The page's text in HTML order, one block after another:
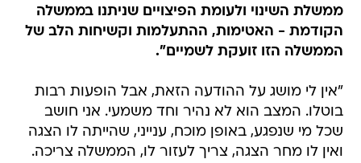
ממשלת השינוי ולעומת הפיצויים שניתנו בממשלה
הקודמת - האטימות, ההתעלמות וקשיחות הלב של
הממשלה הזו זועקת לשמיים".
"אין לי מושג על ההודעה הזאת, אבל הופעות רבות
בוטלו. המצב הוא לא נהיר וחד משמעי. אני חושב
שכל מי שנפגע, באופן מוכח, ענייני, שהייתה לו הצגה
ואין לו מחר הצגה, צריך לעזור לו, הממשלה צריכה.